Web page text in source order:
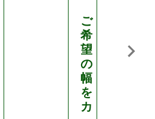
ご
希
望
の
幅
を
カ
c